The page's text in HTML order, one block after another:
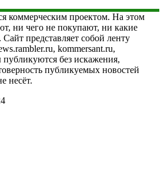
коммерческим проектом. На этом
ни чего не покупают, ни какие
представляет собой ленту
kommersant.ru,
без искажения,
публикуемых новостей
несёт.